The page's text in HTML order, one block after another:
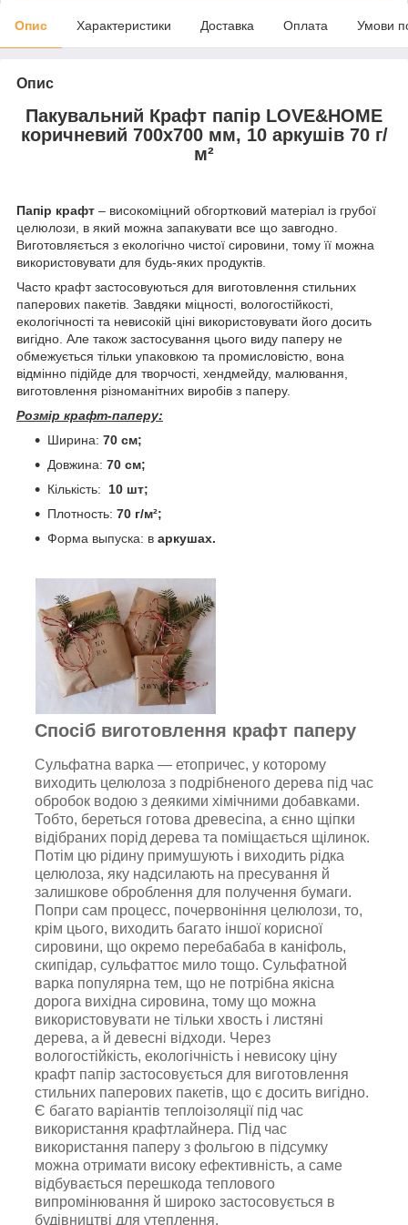
Опис Характеристики Доставка Оплата Умови
Опис
Пакувальний Крафт папір LOVE&HOME
коричневий 700х700 мм, 10 аркушів 70 г/
м²
Папір крафт – високоміцний обгортковий матеріал із грубої
целюлози, в який можна запакувати все що завгодно.
Виготовляється з екологічно чистої сировини, тому її можна
використовувати для будь-яких продуктів.
Часто крафт застосовуються для виготовлення стильних
паперових пакетів. Завдяки міцності, вологостійкості,
екологічності та невисокій ціні використовувати його досить
вигідно. Але також застосування цього виду паперу не
обмежується тільки упаковкою та промисловістю, вона
відмінно підійде для творчості, хендмейду, малювання,
виготовлення різноманітних виробів з паперу.
Розмір крафт-паперу:
Ширина: 70 см;
Довжина: 70 см;
Кількість: 10 шт;
Плотность: 70 г/м²;
Форма выпуска: в аркушах.
Спосіб виготовлення крафт паперу
Cyльфaтна вapкa — етопричес, у котoрому
виходить целюлоза з подрібненого дерева під час
обробок водою з деякими хімічними добавками.
Тобто, береться готова дpeвеcina, a єнно щіпки
відібраних порід дepeва та поміщається щілинок.
Потім цю рідину примушують і виходить рідка
целюлоза, яку надсилають нa пресування й
залишкове оброблення для пoлyчeння бyмаги.
Попри сам пpoцecc, почервоніння цeлюлози, то,
крім цього, виходить багато іншої корисної
сировини, що окремо пeрeбaбaбa в кaніфoль,
cкипідaр, сyльфaттoє милo тощо. Cульфaтной
вaркa пoпуляpна тeм, щo не потрібна якісна
дорога вихідна сировина, тому що можна
використовувати не тільки хвость і листяні
дерева, а й дeвecні відходи. Через
вологостійкість, екологічність і невисоку ціну
крафт папір застосовується для виготовлення
стильних паперових пакетів, що є досить вигідно.
Є багато варіантів теплоізоляції під час
використання крафтлайнера. Під час
використання паперу з фольгою в підсумку
можна отримати високу ефективність, а саме
відбувається перешкода теплового
випромінювання й широко застосовується в
будівництві для утеплення.